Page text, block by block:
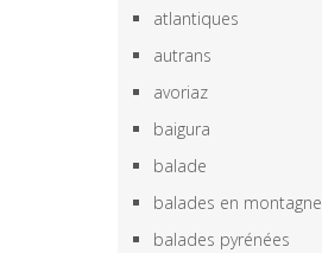
atlantiques
autrans
avoriaz
baigura
balade
balades en montagne
balades pyrénées